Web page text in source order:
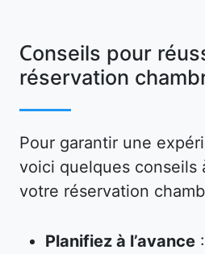
Conseils pour
réservation
Pour garantir une
voici quelques conseils
votre réservation
Planifiez à l’avance